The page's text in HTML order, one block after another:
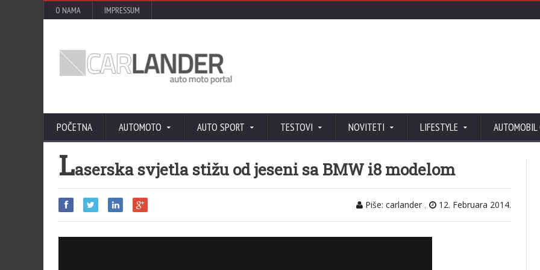
O NAMA IMPRESSUM
POČETNA AUTOMOTO AUTO SPORT TESTOVI NOVITETI LIFESTYLE AUTOMOBIL
Laserska svjetla stižu od jeseni sa BMW i8 modelom
Piše: carlander , 12. Februara 2014.